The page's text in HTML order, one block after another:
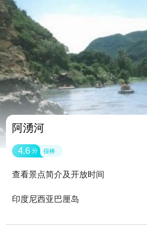
阿湧河
4.6 分 很棒
查看景点简介及开放时间
印度尼西亚巴厘岛
